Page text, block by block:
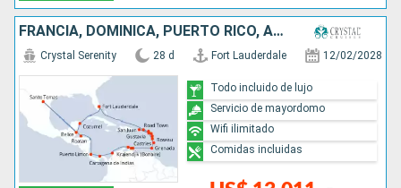
FRANCIA, DOMINICA, PUERTO RICO, ANTIGUA Y BARBUDA, SANTA LUCIA, GRENADA, ARUBA, COLOMBIA, PANAMÁ, COSTA RICA, HONDURAS, BELICE, MÉXICO, ESTADOS UNIDOS
Crystal Serenity 28 d Fort Lauderdale 12/02/2028
Todo incluido de lujo
Servicio de mayordomo
Wifi ilimitado
Comidas incluidas